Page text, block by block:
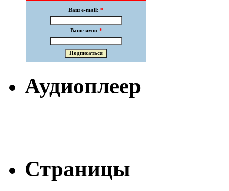
Ваш e-mail: *
Ваше имя: *
Аудиоплеер
Страницы